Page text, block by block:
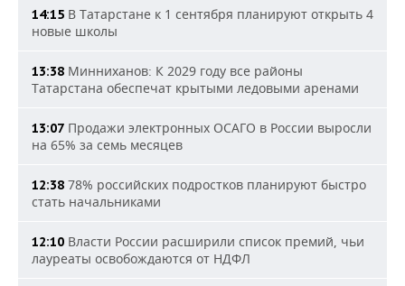
14:15 В Татарстане к 1 сентября планируют открыть 4
новые школы
13:38 Минниханов: К 2029 году все районы
Татарстана обеспечат крытыми ледовыми аренами
13:07 Продажи электронных ОСАГО в России выросли
на 65% за семь месяцев
12:38 78% российских подростков планируют быстро
стать начальниками
12:10 Власти России расширили список премий, чьи
лауреаты освобождаются от НДФЛ